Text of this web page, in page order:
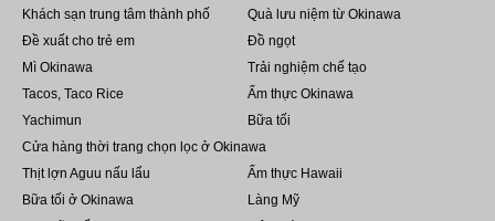
Khách sạn trung tâm thành phố
Quà lưu niệm từ Okinawa
Đề xuất cho trẻ em
Đồ ngọt
Mì Okinawa
Trải nghiệm chế tạo
Tacos, Taco Rice
Ẩm thực Okinawa
Yachimun
Bữa tối
Cửa hàng thời trang chọn lọc ở Okinawa
Thịt lợn Aguu nấu lẩu
Ẩm thực Hawaii
Bữa tối ở Okinawa
Làng Mỹ